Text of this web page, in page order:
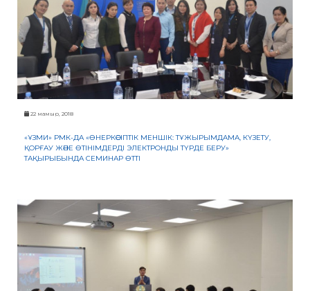
22 мамыр, 2018
«ҰЗМИ» РМК-ДА «ӨНЕРКӘСІПТІК МЕНШІК: ТҰЖЫРЫМДАМА, КҮЗЕТУ,
ҚОРҒАУ ЖӘНЕ ӨТІНІМДЕРДІ ЭЛЕКТРОНДЫ ТҮРДЕ БЕРУ»
ТАҚЫРЫБЫНДА СЕМИНАР ӨТТІ